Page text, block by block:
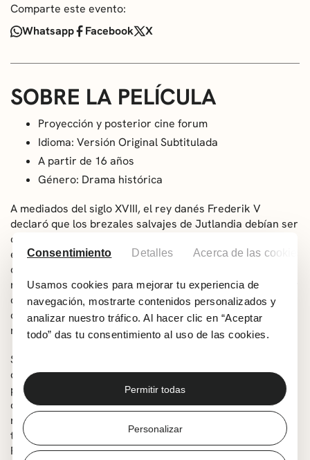
Consentimiento Detalles Acerca de las cookies
Usamos cookies para mejorar tu experiencia de
navegación, mostrarte contenidos personalizados y
analizar nuestro tráfico. Al hacer clic en “Aceptar
todo” das tu consentimiento al uso de las cookies.
Permitir todas
Personalizar
Comparte este evento:
Whatsapp
Facebook X
SOBRE LA PELÍCULA
Proyección y posterior cine forum
Idioma: Versión Original Subtitulada
A partir de 16 años
Género: Drama histórica
A mediados del siglo XVIII, el rey danés Frederik V
declaró que los brezales salvajes de Jutlandia debían ser
cultivados y colonizados para que la civilización pudiera
extenderse y se generaran nuevos impuestos para la
casa real. Pero nadie se atrevió a seguir el decreto del
rey. El páramo era un lugar inhóspito, lleno de bandidos y
con una naturaleza brutal e implacable. Pero en 1755, el
capitán Ludvig Kahlen se dispone a crear una colonia en
nombre del rey.
Sin embargo, el único gobernante de la zona, el
despiadado Frederik de Schinkel, cree que esa tierra le
pertenece. Cuando de Schinkel se percata de que su
criada Ann Barbara y su marido han escapado para
refugiarse con Kahlen, jura venganza y promete hacer
todo lo que esté a su alcance para ahuyentar al capitán.
Pero Kahlen no se deja intimidar y emprende una batalla